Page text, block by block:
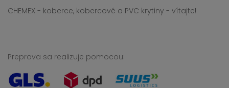
CHEMEX - koberce, kobercové a PVC krytiny - vítajte!
Preprava sa realizuje pomocou: